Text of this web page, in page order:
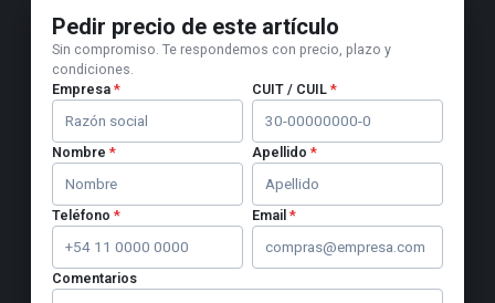
Pedir precio de este artículo
Sin compromiso. Te respondemos con precio, plazo y
condiciones.
Empresa * CUIT / CUIL *
Nombre * Apellido *
Teléfono * Email *
Comentarios